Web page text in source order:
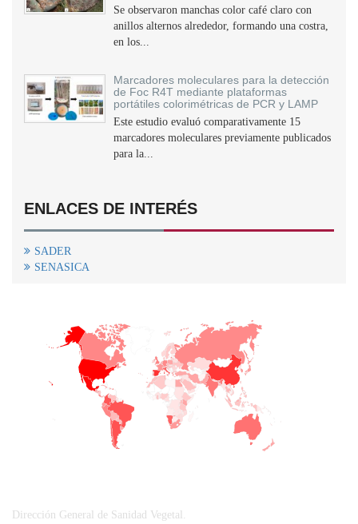
Se observaron manchas color café claro con
anillos alternos alrededor, formando una costra,
en los...
Marcadores moleculares para la detección
de Foc R4T mediante plataformas
portátiles colorimétricas de PCR y LAMP
Este estudio evaluó comparativamente 15
marcadores moleculares previamente publicados
para la...
ENLACES DE INTERÉS
SADER
SENASICA
Dirección General de Sanidad Vegetal.